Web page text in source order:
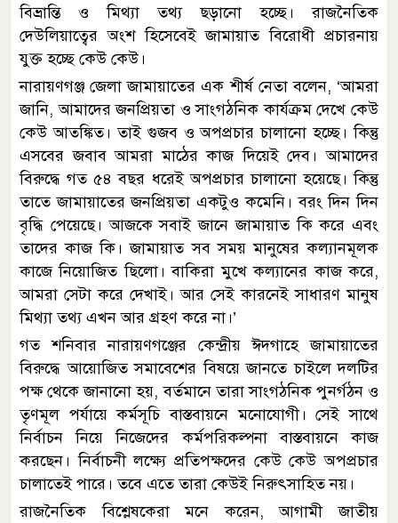
বিভ্রান্তি ও মিথ্যা তথ্য ছড়ানো হচ্ছে। রাজনৈতিক
দেউলিয়াত্বের অংশ হিসেবেই জামায়াত বিরোধী প্রচারনায়
যুক্ত হচ্ছে কেউ কেউ।
নারায়ণগঞ্জ জেলা জামায়াতের এক শীর্ষ নেতা বলেন, ‘আমরা
জানি, আমাদের জনপ্রিয়তা ও সাংগঠনিক কার্যক্রম দেখে কেউ
কেউ আতঙ্কিত। তাই গুজব ও অপপ্রচার চালানো হচ্ছে। কিন্তু
এসবের জবাব আমরা মাঠের কাজ দিয়েই দেব। আমাদের
বিরুদ্ধে গত ৫৪ বছর ধরেই অপপ্রচার চালানো হয়েছে। কিন্তু
তাতে জামায়াতের জনপ্রিয়তা একটুও কমেনি। বরং দিন দিন
বৃদ্ধি পেয়েছে। আজকে সবাই জানে জামায়াত কি করে এবং
তাদের কাজ কি। জামায়াত সব সময় মানুষের কল্যানমূলক
কাজে নিয়োজিত ছিলো। বাকিরা মুখে কল্যানের কাজ করে,
আমরা সেটা করে দেখাই। আর সেই কারনেই সাধারণ মানুষ
মিথ্যা তথ্য এখন আর গ্রহণ করে না।’
গত শনিবার নারায়ণগঞ্জের কেন্দ্রীয় ঈদগাহে জামায়াতের
বিরুদ্ধে আয়োজিত সমাবেশের বিষয়ে জানতে চাইলে দলটির
পক্ষ থেকে জানানো হয়, বর্তমানে তারা সাংগঠনিক পুনর্গঠন ও
তৃণমূল পর্যায়ে কর্মসূচি বাস্তবায়নে মনোযোগী। সেই সাথে
নির্বাচন নিয়ে নিজেদের কর্মপরিকল্পনা বাস্তবায়নে কাজ
করছেন। নির্বাচনী লক্ষ্যে প্রতিপক্ষদের কেউ কেউ অপপ্রচার
চালাতেই পারে। তবে এতে তারা কেউই নিরুৎসাহিত নয়।
রাজনৈতিক বিশ্লেষকেরা মনে করেন, আগামী জাতীয়